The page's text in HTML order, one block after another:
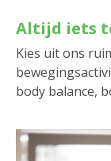
Altijd iets
Kies uit ons
body balance,